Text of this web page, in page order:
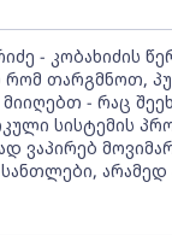
- კობახიძის
თარგმნოთ,
- რაც
სისტემის
ვაპირებ
არამედ